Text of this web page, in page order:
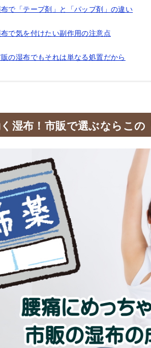
で「テープ剤」と「パップ剤」の違い
で気を付けたい副作用の注意点
の湿布でもそれは単なる処置だから
湿布！市販で選ぶならこの